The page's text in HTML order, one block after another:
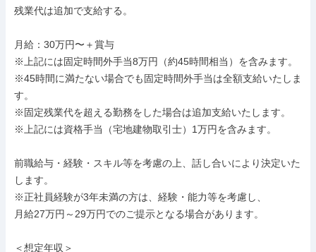
残業代は追加で支給する。
月給：30万円〜＋賞与
※上記には固定時間外手当8万円（約45時間相当）を含みます。
※45時間に満たない場合でも固定時間外手当は全額支給いたしま
す。
※固定残業代を超える勤務をした場合は追加支給いたします。
※上記には資格手当（宅地建物取引士）1万円を含みます。
前職給与・経験・スキル等を考慮の上、話し合いにより決定いた
します。
※正社員経験が3年未満の方は、経験・能力等を考慮し、
月給27万円～29万円でのご提示となる場合があります。
＜想定年収＞